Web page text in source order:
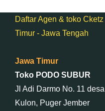
Daftar Agen & toko
Timur - Jawa Tengah
Jawa Timur
Toko PODO SUBUR
Jl Adi Darmo No. 11
Kulon, Puger Jember